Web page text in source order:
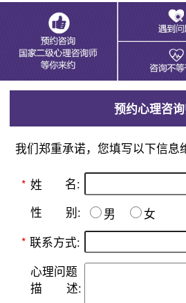
预约心理咨
我们郑重承诺，您填写以下信息
* 姓 名:
性 别: 男
女
* 联系方式:
心理问题
描
述: